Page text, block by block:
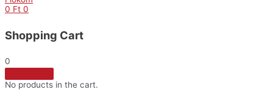
0 Ft 0
Shopping Cart
0
No products in the cart.